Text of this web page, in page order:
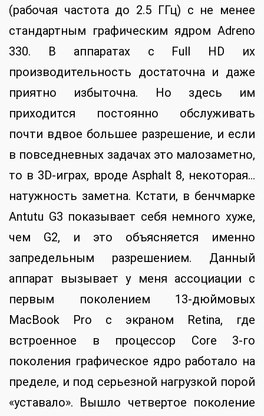
(рабочая частота до 2.5 ГГц) с не менее
стандартным графическим ядром Adreno
330. В аппаратах с Full HD их
производительность достаточна и даже
приятно избыточна. Но здесь им
приходится постоянно обслуживать
почти вдвое большее разрешение, и если
в повседневных задачах это малозаметно,
то в 3D-играх, вроде Asphalt 8, некоторая…
натужность заметна. Кстати, в бенчмарке
Antutu G3 показывает себя немного хуже,
чем G2, и это объясняется именно
запредельным разрешением. Данный
аппарат вызывает у меня ассоциации с
первым поколением 13-дюймовых
MacBook Pro с экраном Retina, где
встроенное в процессор Core 3-го
поколения графическое ядро работало на
пределе, и под серьезной нагрузкой порой
«уставало». Вышло четвертое поколение